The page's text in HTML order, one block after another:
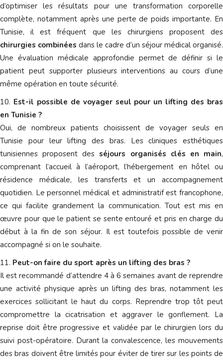
d’optimiser les résultats pour une transformation corporelle
complète, notamment après une perte de poids importante. En
Tunisie, il est fréquent que les chirurgiens proposent des
chirurgies combinées dans le cadre d’un séjour médical organisé.
Une évaluation médicale approfondie permet de définir si le
patient peut supporter plusieurs interventions au cours d’une
même opération en toute sécurité.
Est-il possible de voyager seul pour un lifting des bras
en Tunisie ?
Oui, de nombreux patients choisissent de voyager seuls en
Tunisie pour leur lifting des bras. Les cliniques esthétiques
tunisiennes proposent desséjours organisés clés en main,
comprenant l’accueil à l’aéroport, l’hébergement en hôtel ou
résidence médicale, les transferts et un accompagnement
quotidien. Le personnel médical et administratif est francophone,
ce qui facilite grandement la communication. Tout est mis en
œuvre pour que le patient se sente entouré et pris en charge du
début à la fin de son séjour. Il est toutefois possible de venir
accompagné si on le souhaite.
Peut-on faire du sport après un lifting des bras ?
Il est recommandé d’attendre 4 à 6 semaines avant de reprendre
une activité physique après un lifting des bras, notamment les
exercices sollicitant le haut du corps. Reprendre trop tôt peut
compromettre la cicatrisation et aggraver le gonflement. La
reprise doit être progressive et validée par le chirurgien lors du
suivi post-opératoire. Durant la convalescence, les mouvements
des bras doivent être limités pour éviter de tirer sur les points de